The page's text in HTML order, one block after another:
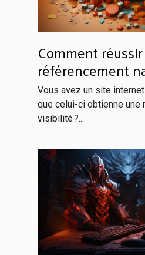
Comment
référencement
efficacement ?
Vous avez un site
que celui-ci obtienne une
visibilité ?...